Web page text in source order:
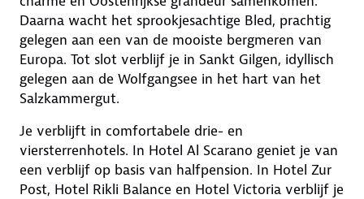
Daarna wacht het sprookjesachtige Bled, prachtig
gelegen aan een van de mooiste bergmeren van
Europa. Tot slot verblijf je in Sankt Gilgen, idyllisch
gelegen aan de Wolfgangsee in het hart van het
Salzkammergut.
Je verblijft in comfortabele drie- en
viersterrenhotels. In Hotel Al Scarano geniet je van
een verblijf op basis van halfpension. In Hotel Zur
Post, Hotel Rikli Balance en Hotel Victoria verblijf je